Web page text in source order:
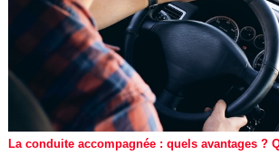
La conduite accompagnée : quels avantages ?